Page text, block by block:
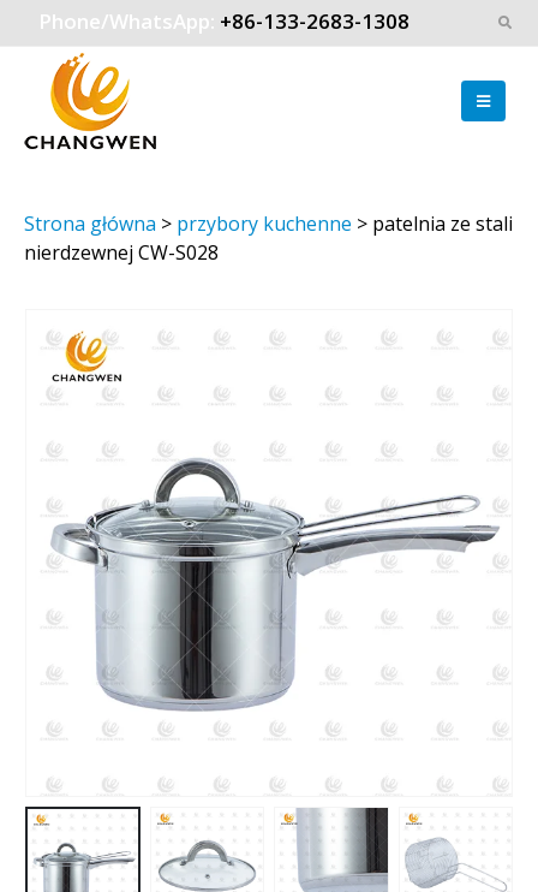
Phone/WhatsApp: +86-133-2683-1308
Strona główna > przybory kuchenne > patelnia ze stali
nierdzewnej CW-S028